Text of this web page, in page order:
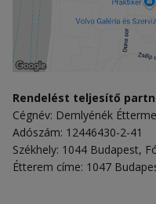
Rendelést teljesítő
Cégnév: Demlyénék
Adószám: 12446430-2-41
Székhely: 1044 Budapest,
Étterem címe: 1047